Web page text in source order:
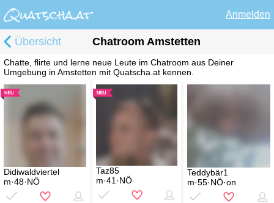
Anmelden
Übersicht Chatroom Amstetten
Chatte, flirte und lerne neue Leute im Chatroom aus Deiner
Umgebung in Amstetten mit Quatscha.at kennen.
Didiwaldviertel
m·48·NÖ
Taz85
m·41·NÖ
Teddybär1
m·55·NÖ·on